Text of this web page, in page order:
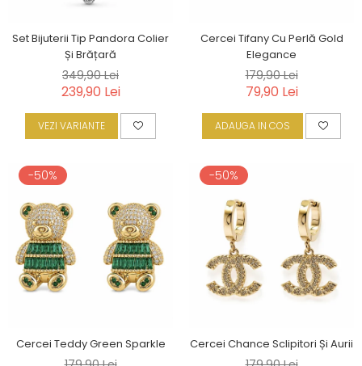
Set Bijuterii Tip Pandora Colier
Și Brățară
349,90 Lei
239,90 Lei
VEZI VARIANTE
Cercei Tifany Cu Perlă Gold
Elegance
179,90 Lei
79,90 Lei
ADAUGA IN COS
-50%
Cercei Teddy Green Sparkle
-50%
Cercei Chance Sclipitori Și Aurii